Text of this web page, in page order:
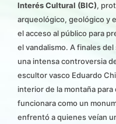
Interés Cultural (BIC),
arqueológico, geológico y
el acceso al público para
el vandalismo. A finales
una intensa controversia
escultor vasco Eduardo
interior de la montaña
funcionara como un
enfrentó a quienes veían